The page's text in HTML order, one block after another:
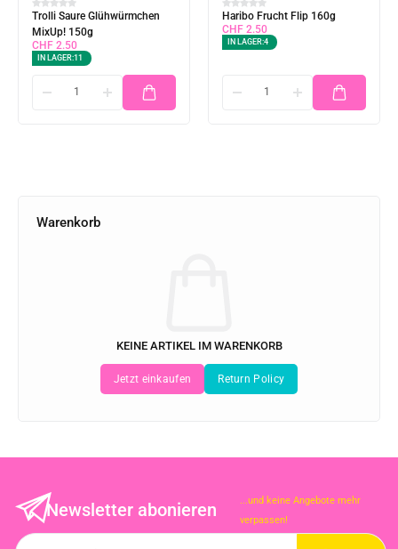
Trolli Saure Glühwürmchen
MixUp! 150g
CHF 2.50
IN LAGER:11
Haribo Frucht Flip 160g
CHF 2.50
IN LAGER:4
Warenkorb
KEINE ARTIKEL IM WARENKORB
Newsletter abonieren
...und keine Angebote mehr
verpassen!